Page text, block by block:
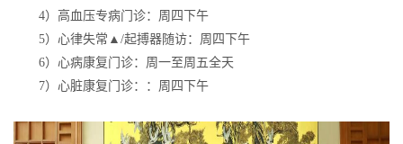
4）高血压专病门诊：周四下午
5）心律失常▲/起搏器随访：周四下午
6）心病康复门诊：周一至周五全天
7）心脏康复门诊：：周四下午